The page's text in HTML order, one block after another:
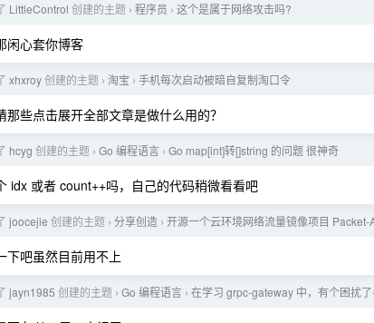
LittleControl 创建的主题 › 程序员 › 这个是属于网络攻击吗?
闲心套你博客
xhxroy创建的主题 › 淘宝 › 手机每次启动被暗自复制淘口令
那些点击展开全部文章是做什么用的？
hcyg 创建的主题 › Go 编程语言 › Go map[int]转[]string 的问题 很神奇
idx 或者 count++吗，自己的代码稍微看看吧
joocejie 创建的主题 › 分享创造 › 开源一个云环境网络流量镜像项目 Packet-
下吧虽然目前用不上
jayn1985 创建的主题 › Go 编程语言 › 在学习 grpc-gateway 中，有个困扰